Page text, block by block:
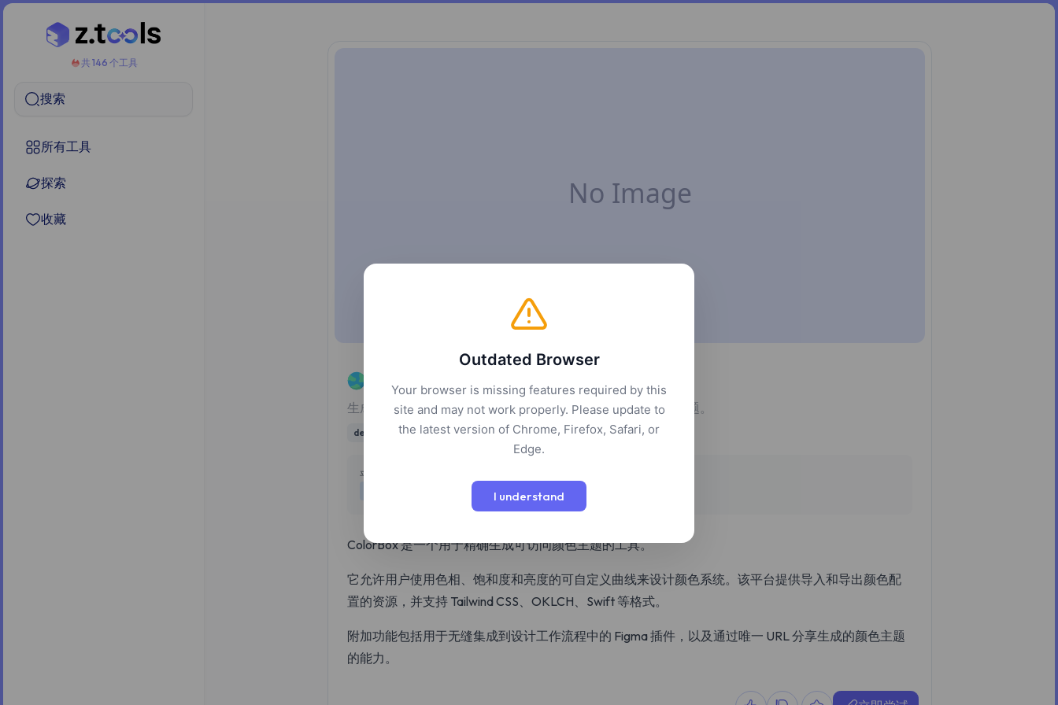
共 146 个工具
搜索
所有工具
探索
收藏
ColorBox
生成具有色相、饱和度和亮度的可自定义曲线的可访问颜色主题。
design development tools
平台
ColorBox 是一个用于精确生成可访问颜色主题的工具。
它允许用户使用色相、饱和度和亮度的可自定义曲线来设计颜色系统。该平台提供导入和导出颜色配
置的资源，并支持 Tailwind CSS、OKLCH、Swift 等格式。
附加功能包括用于无缝集成到设计工作流程中的 Figma 插件，以及通过唯一 URL 分享生成的颜色主题
的能力。
Outdated Browser
Your browser is missing features required by this
site and may not work properly. Please update to
the latest version of Chrome, Firefox, Safari, or
Edge.
I understand